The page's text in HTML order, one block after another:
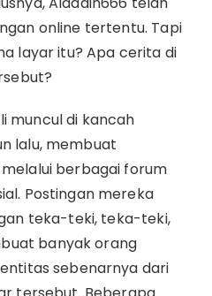
online tertentu. Tapi
layar itu? Apa cerita di
muncul di kancah
lalu, membuat
berbagai forum
Postingan mereka
teka-teki, teka-teki,
banyak orang
sebenarnya dari